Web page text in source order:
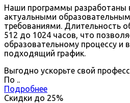
Наши программы разработаны
актуальными
требованиями. Длительность
512 до 1024 часов, что
образовательному процессу и
подходящий график.
Выгодно ускорьте свой
По ..
Подробнее
Скидки до 25%